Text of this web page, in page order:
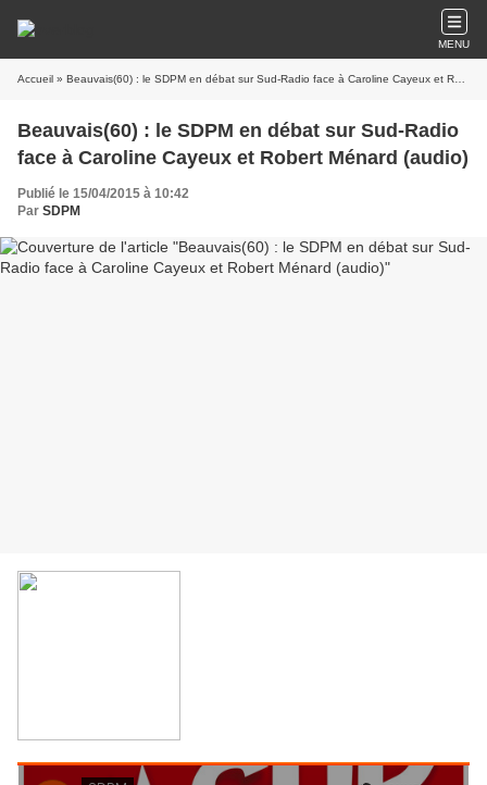
MENU
Accueil » Beauvais(60) : le SDPM en débat sur Sud-Radio face à Caroline Cayeux et Robert Ménard (audio)
Beauvais(60) : le SDPM en débat sur Sud-Radio
face à Caroline Cayeux et Robert Ménard (audio)
Publié le 15/04/2015 à 10:42
Par SDPM